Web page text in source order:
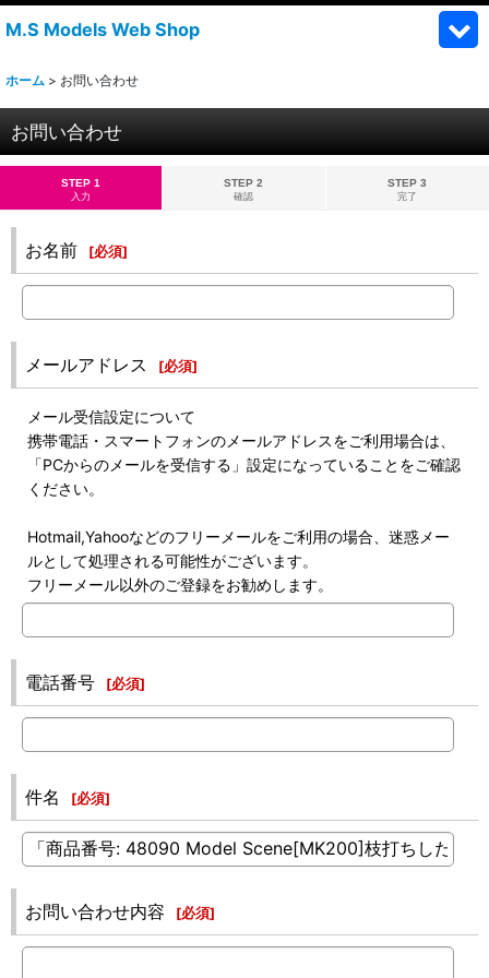
M.S Models Web Shop
ホーム > お問い合わせ
お問い合わせ
STEP 1
入力
STEP 2
確認
STEP 3
完了
お名前 [必須]
メールアドレス [必須]
メール受信設定について
携帯電話・スマートフォンのメールアドレスをご利用場合は、
「PCからのメールを受信する」設定になっていることをご確認
ください。
Hotmail,Yahooなどのフリーメールをご利用の場合、迷惑メー
ルとして処理される可能性がございます。
フリーメール以外のご登録をお勧めします。
電話番号 [必須]
件名 [必須]
お問い合わせ内容 [必須]